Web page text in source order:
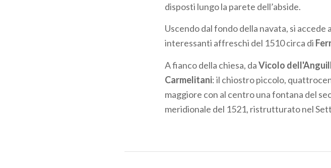
disposti lungo la parete dell’abside.
Uscendo dal fondo della navata, si
interessanti affreschi del 1510 circa di
A fianco della chiesa, daVicolo
Carmelitani: il chiostro piccolo,
maggiore con al centro una fontana del
meridionale del 1521, ristrutturato nel